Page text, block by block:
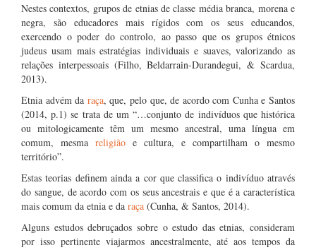
Nestes contextos, grupos de etnias de classe média branca, morena e
negra, são educadores mais rígidos com os seus educandos,
exercendo o poder do controlo, ao passo que os grupos étnicos
judeus usam mais estratégias individuais e suaves, valorizando as
relações interpessoais (Filho, Beldarrain-Durandegui, & Scardua,
2013).
Etnia advém da raça, que, pelo que, de acordo com Cunha e Santos
(2014, p.1) se trata de um “…conjunto de indivíduos que histórica
ou mitologicamente têm um mesmo ancestral, uma língua em
comum, mesma religião e cultura, e compartilham o mesmo
território”.
Estas teorias definem ainda a cor que classifica o indivíduo através
do sangue, de acordo com os seus ancestrais e que é a característica
mais comum da etnia e da raça (Cunha, & Santos, 2014).
Alguns estudos debruçados sobre o estudo das etnias, consideram
por isso pertinente viajarmos ancestralmente, até aos tempos da